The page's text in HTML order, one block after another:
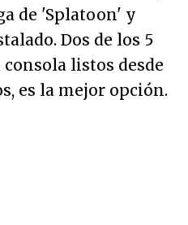
de 'Splatoon' y
Dos de los 5
listos desde
es la mejor opción.